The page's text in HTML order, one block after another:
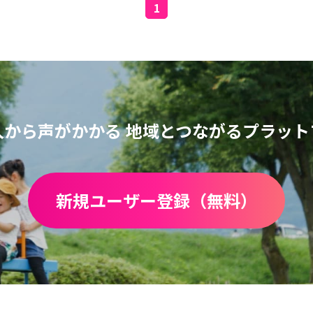
1
ら声がかかる地域とつながるプラッ
新規ユーザー登録（無料）